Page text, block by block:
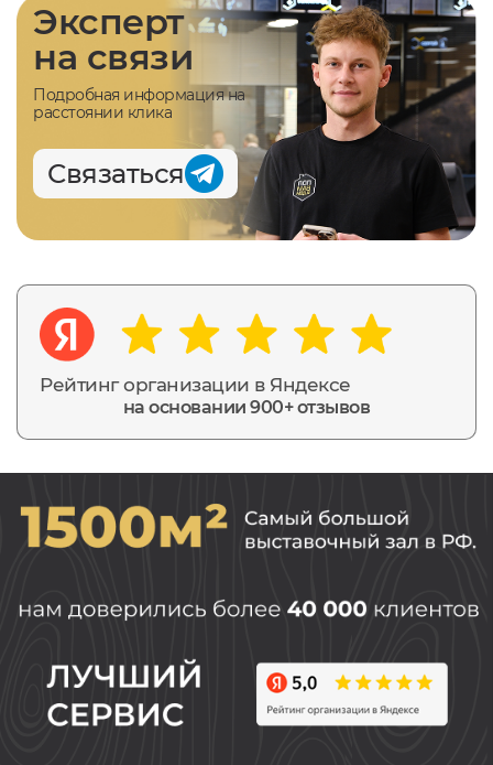
Рейтинг организации в Яндексе
на основании 900+ отзывов
Эксперт
на связи
Подробная информация на
расстоянии клика
Связаться